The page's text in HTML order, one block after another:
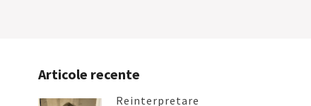
Articole recente
Reinterpretare